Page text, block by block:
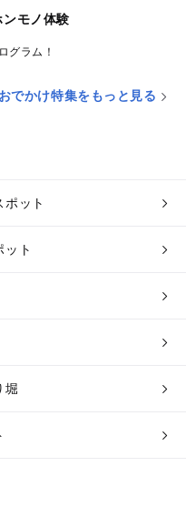
モノ体験
グラム！
でかけ特集をもっと見る
ット
ット
堀